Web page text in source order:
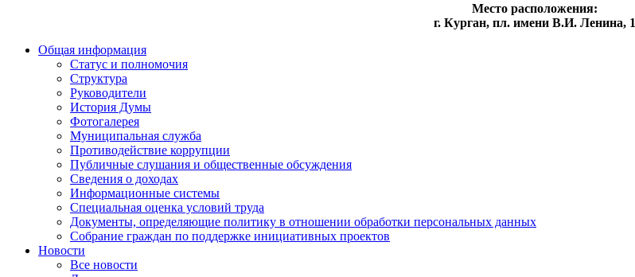
Место расположения:
г. Курган, пл. имени В.И. Ленина, 1
Общая информация
Статус и полномочия
Структура
Руководители
История Думы
Фотогалерея
Муниципальная служба
Противодействие коррупции
Публичные слушания и общественные обсуждения
Сведения о доходах
Информационные системы
Специальная оценка условий труда
Документы, определяющие политику в отношении обработки персональных данных
Собрание граждан по поддержке инициативных проектов
Новости
Все новости